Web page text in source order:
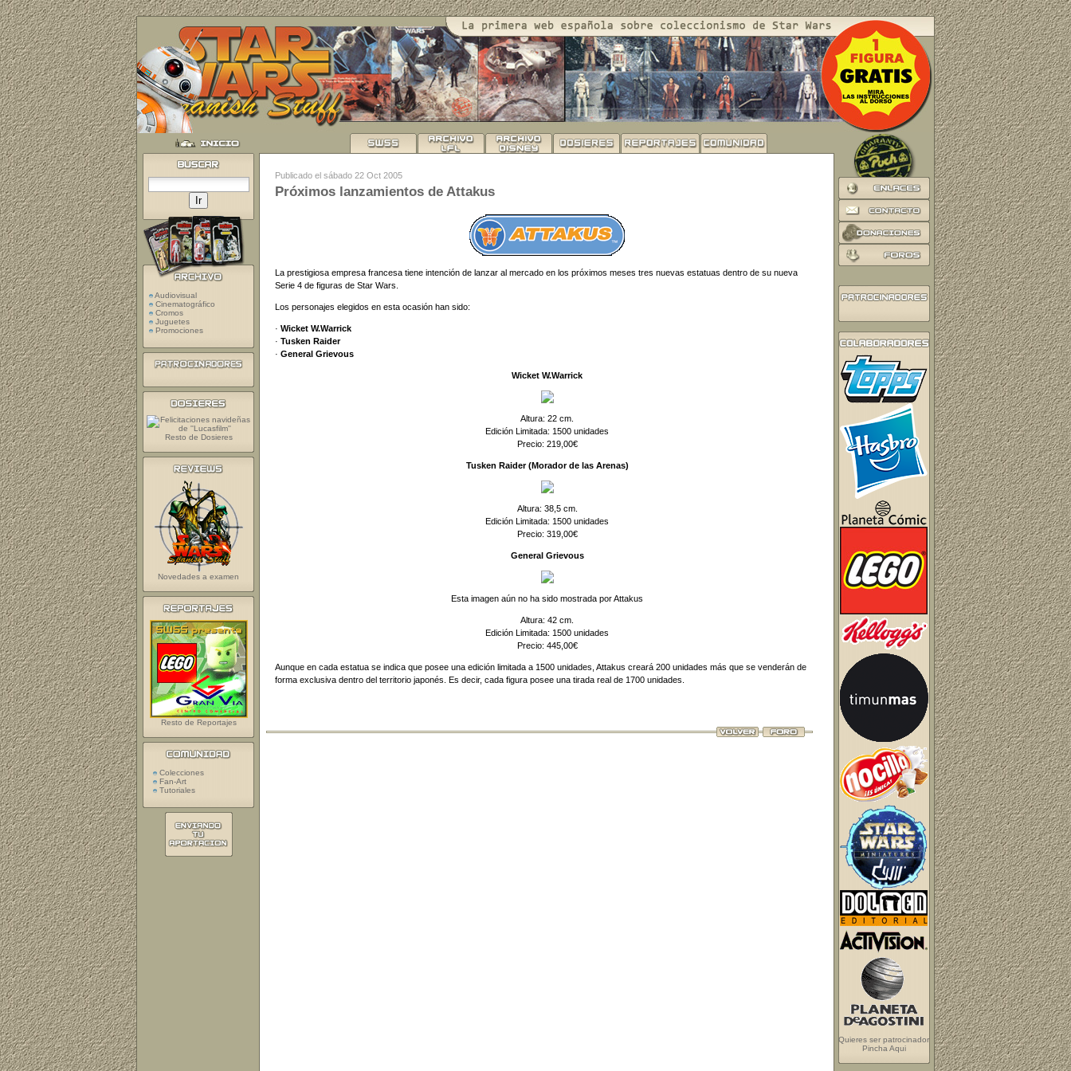
Publicado el sábado 22 Oct 2005
Próximos lanzamientos de Attakus
La prestigiosa empresa francesa tiene intención de lanzar al mercado en los próximos meses tres nuevas estatuas dentro de su nueva
Serie 4 de figuras de Star Wars.
Los personajes elegidos en esta ocasión han sido:
· Wicket W.Warrick
· Tusken Raider
· General Grievous
Wicket W.Warrick
Altura: 22 cm.
Edición Limitada: 1500 unidades
Precio: 219,00€
Tusken Raider (Morador de las Arenas)
Altura: 38,5 cm.
Edición Limitada: 1500 unidades
Precio: 319,00€
General Grievous
Esta imagen aún no ha sido mostrada por Attakus
Altura: 42 cm.
Edición Limitada: 1500 unidades
Precio: 445,00€
Aunque en cada estatua se indica que posee una edición limitada a 1500 unidades, Attakus creará 200 unidades más que se venderán de
forma exclusiva dentro del territorio japonés. Es decir, cada figura posee una tirada real de 1700 unidades.
Quieres ser patrocinador
Pincha Aqui
Audiovisual
Cinematográfico
Cromos
Juguetes
Promociones
Resto de Dosieres
Novedades a examen
Resto de Reportajes
Colecciones
Fan-Art
Tutoriales